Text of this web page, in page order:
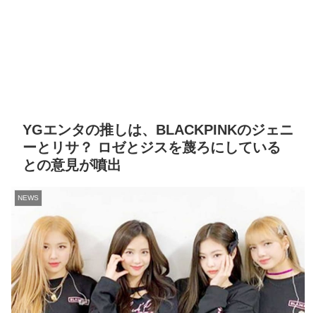
YGエンタの推しは、BLACKPINKのジェニ
ーとリサ？ ロゼとジスを蔑ろにしている
との意見が噴出
NEWS